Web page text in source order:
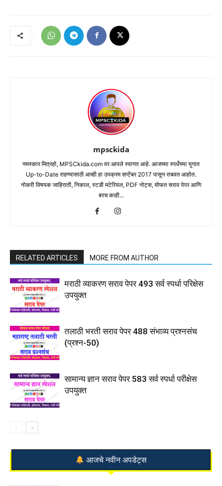
mpsckida
नमस्कार मित्रहो, MPSCkida.com वर आपले स्वागत आहे. आजच्या स्पर्धेच्या युगात
Up-to-Date राहण्यासाठी आम्ही हा उपक्रम सप्टेंबर 2017 पासून राबवत आहोत.
नोकरी विषयक जाहिराती, निकाल, स्टडी मटेरियल, PDF नोट्स, मोफत सराव पेपर आणि
बरच काही...
RELATED ARTICLES MORE FROM AUTHOR
मराठी व्याकरण सराव पेपर 493 सर्व स्पर्धा परिक्षेस
उपयुक्त
तलाठी भरती सराव पेपर 488 संभाव्य प्रश्नसंच
(प्रश्न-50)
सामान्य ज्ञान सराव पेपर 583 सर्व स्पर्धा परीक्षेस
उपयुक्त
आजचे नवीन अपडेट्स